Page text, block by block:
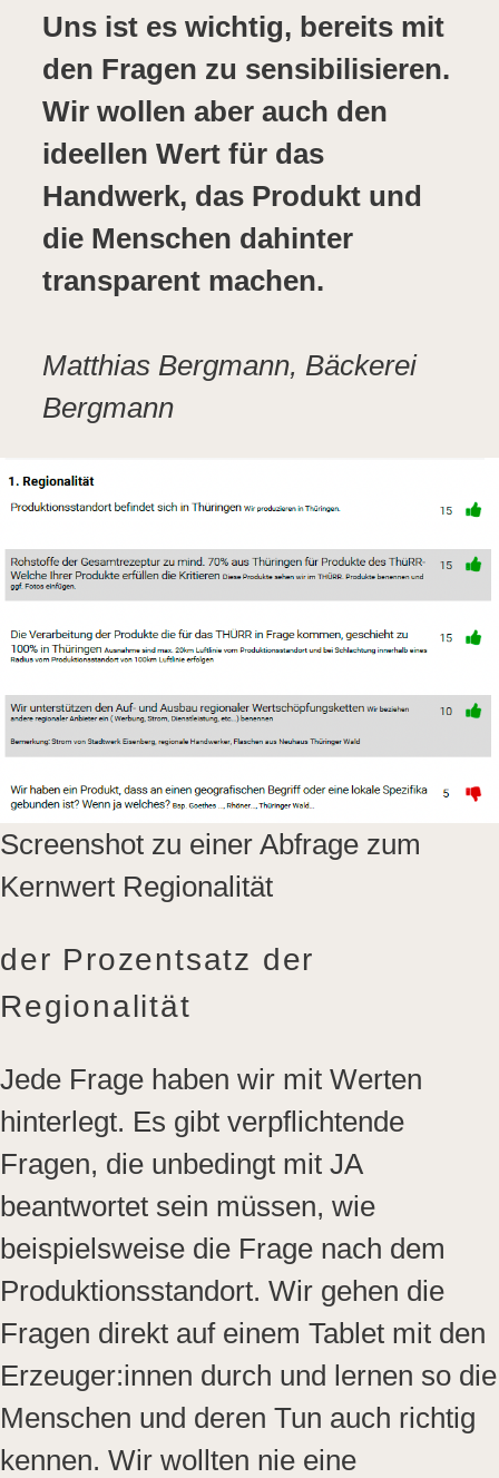
Uns ist es wichtig, bereits mit
den Fragen zu sensibilisieren.
Wir wollen aber auch den
ideellen Wert für das
Handwerk, das Produkt und
die Menschen dahinter
transparent machen.
Matthias Bergmann, Bäckerei
Bergmann
Screenshot zu einer Abfrage zum
Kernwert Regionalität
der Prozentsatz der
Regionalität
Jede Frage haben wir mit Werten
hinterlegt. Es gibt verpflichtende
Fragen, die unbedingt mit JA
beantwortet sein müssen, wie
beispielsweise die Frage nach dem
Produktionsstandort. Wir gehen die
Fragen direkt auf einem Tablet mit den
Erzeuger:innen durch und lernen so die
Menschen und deren Tun auch richtig
kennen. Wir wollten nie eine